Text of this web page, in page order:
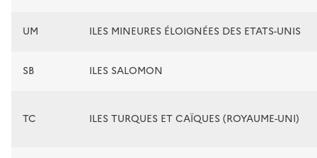
UM ILES MINEURES ÉLOIGNÉES DES ETATS-UNIS
SB ILES SALOMON
TC ILES TURQUES ET CAÏQUES (ROYAUME-UNI)